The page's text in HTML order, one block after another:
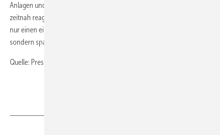
Anlagen und eventuell bestehende Risiken informiert und kann
zeitnah reagieren. Der automatisierte Prozess garantiert somit nicht
nur einen einheitlichen Inspektionsstandard auf höchstem Niveau,
sondern spart zusätzlich wertvolle Zeit.
Quelle: Presseinformation